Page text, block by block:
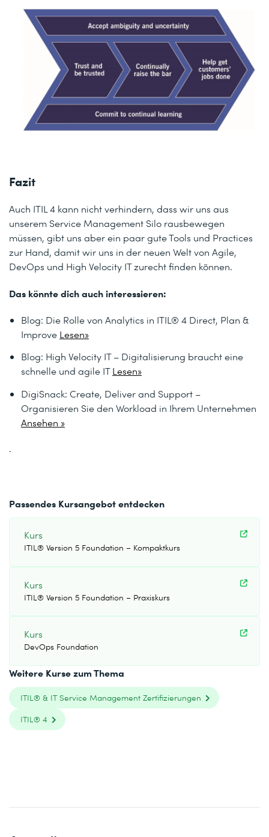
Fazit
Auch ITIL 4 kann nicht verhindern, dass wir uns aus
unserem Service Management Silo rausbewegen
müssen, gibt uns aber ein paar gute Tools und Practices
zur Hand, damit wir uns in der neuen Welt von Agile,
DevOps und High Velocity IT zurecht finden können.
Das könnte dich auch interessieren:
Blog: Die Rolle von Analytics in ITIL® 4 Direct, Plan &
Improve Lesen»
Blog: High Velocity IT – Digitalisierung braucht eine
schnelle und agile ITLesen»
DigiSnack: Create, Deliver and Support –
Organisieren Sie den Workload in Ihrem Unternehmen
Ansehen »
.
Passendes Kursangebot entdecken
Kurs
ITIL® Version 5 Foundation – Kompaktkurs
Kurs
ITIL® Version 5 Foundation – Praxiskurs
Kurs
DevOps Foundation
Weitere Kurse zum Thema
ITIL® & IT Service Management Zertifizierungen
ITIL® 4